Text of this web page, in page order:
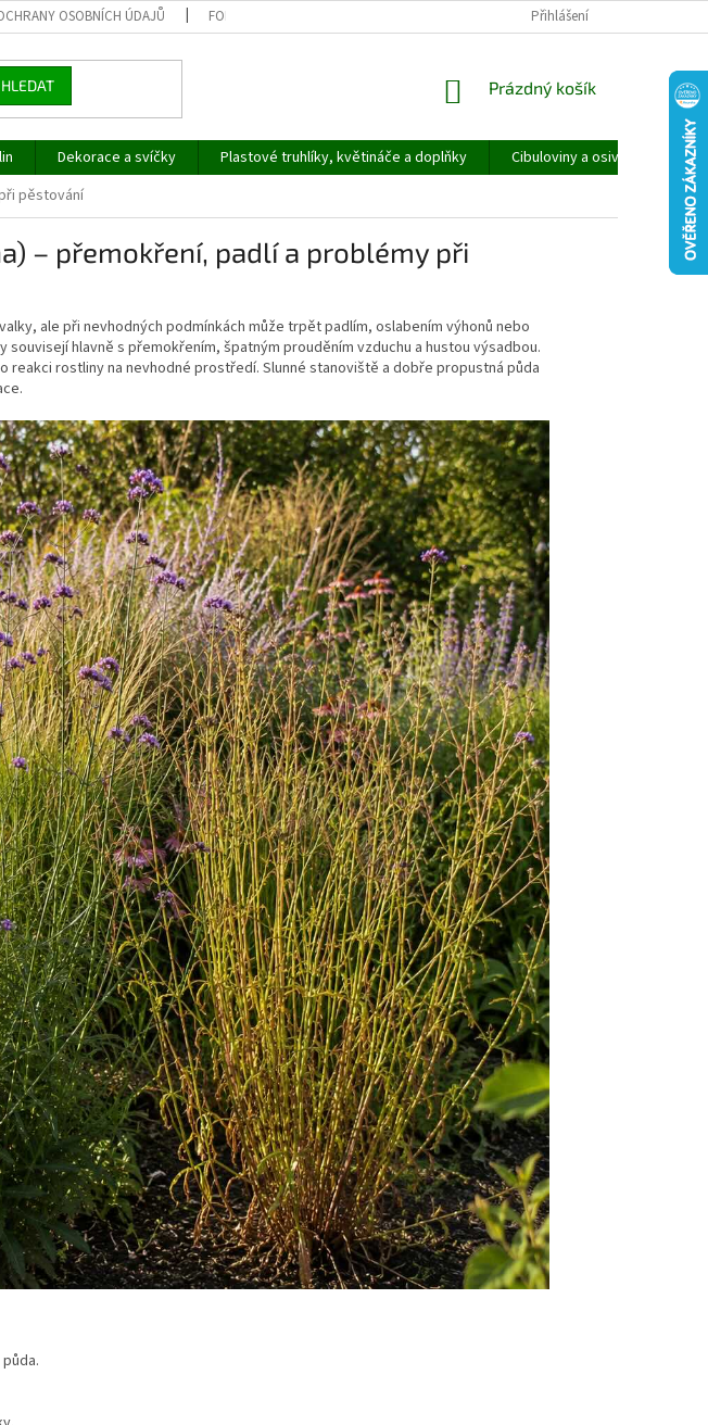
OSOBNÍCH ÚDAJŮ FORMULÁŘ PRO UPLATNĚNÍ REKLAMACE REKLAMAČNÍ ŘÁD
Přihlášení
HLEDAT
NÁKUPNÍ
Prázdný košík
Dekorace a svíčky Plastové truhlíky, květináče a doplňky Cibuloviny a osivo
pěstování
– přemokření, padlí a problémy při
ale při nevhodných podmínkách může trpět padlím, oslabením výhonů nebo
hlavně s přemokřením, špatným prouděním vzduchu a hustou výsadbou.
reakci rostliny na nevhodné prostředí. Slunné stanoviště a dobře propustná půda